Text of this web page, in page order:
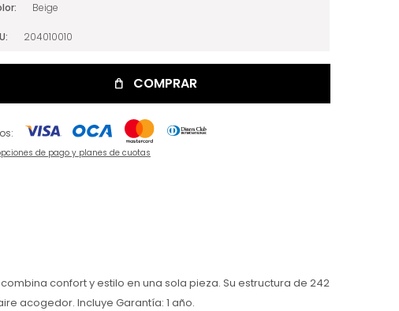
Beige
204010010
COMPRAR
de pago y planes de cuotas
confort y estilo en una sola pieza. Su estructura de 242
acogedor. Incluye Garantía: 1 año.